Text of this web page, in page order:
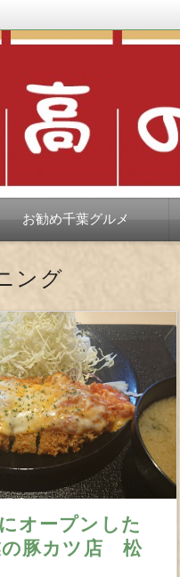
葉グルメ
、孤独なようで孤独でもな
お勧め千葉グルメ
ング
オープンした
の豚カツ店 松